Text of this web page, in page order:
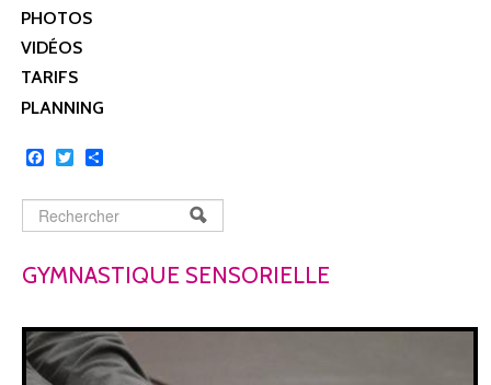
PHOTOS
VIDÉOS
TARIFS
PLANNING
Facebook
Twitter
FORMULAIRE DE
Rechercher
GYMNASTIQUE SENSORIELLE